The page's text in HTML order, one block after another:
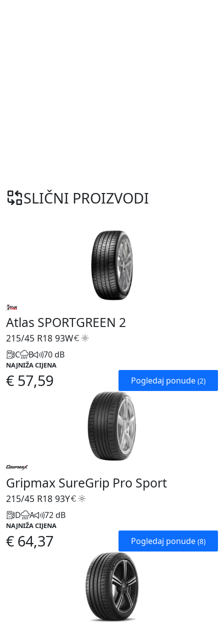
SLIČNI PROIZVODI
Atlas SPORTGREEN 2
215/45 R18 93W
C B 70 dB
NAJNIŽA CIJENA
€ 57,59 Pogledaj ponude (2)
Gripmax SureGrip Pro Sport
215/45 R18 93Y
D A 72 dB
NAJNIŽA CIJENA
€ 64,37 Pogledaj ponude (8)